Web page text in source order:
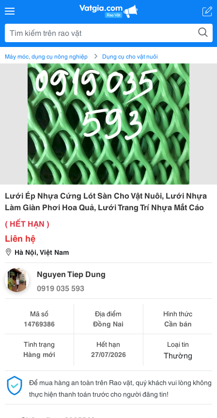
Máy móc, dụng cụ nông nghiệp Dụng cụ cho vật nuôi
Lưới Ép Nhựa Cứng Lót Sàn Cho Vật Nuôi, Lưới Nhựa
Làm Giàn Phơi Hoa Quả, Lưới Trang Trí Nhựa Mắt Cáo
( HẾT HẠN )
Liên hệ
Hà Nội, Việt Nam
Nguyen Tiep Dung
0919 035 593
Mã số
14769386
Địa điểm
Đồng Nai
Hình thức
Cần bán
Tình trạng
Hàng mới
Hết hạn
27/07/2026
Loại tin
Thường
Để mua hàng an toàn trên Rao vặt, quý khách vui lòng không
thực hiện thanh toán trước cho người đăng tin!